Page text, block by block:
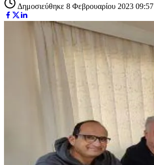
Δημοσιεύθηκε 8 Φεβρουαρίου 2023 09:57